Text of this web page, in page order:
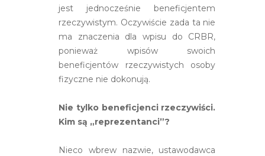
jest jednocześnie beneficjentem
rzeczywistym. Oczywiście zada ta nie
ma znaczenia dla wpisu do CRBR,
ponieważ wpisów swoich
beneficjentów rzeczywistych osoby
fizyczne nie dokonują.
Nie tylko beneficjenci rzeczywiści.
Kim są „reprezentanci”?
Nieco wbrew nazwie, ustawodawca